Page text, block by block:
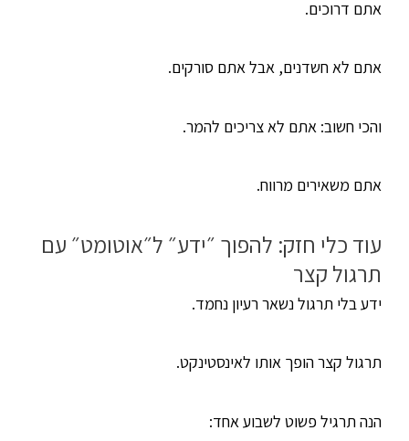
אתם דרוכים.
אתם לא חשדנים, אבל אתם סורקים.
והכי חשוב: אתם לא צריכים להמר.
אתם משאירים מרווח.
עוד כלי חזק: להפוך ״ידע״ ל״אוטומט״ עם
תרגול קצר
ידע בלי תרגול נשאר רעיון נחמד.
תרגול קצר הופך אותו לאינסטינקט.
הנה תרגיל פשוט לשבוע אחד: